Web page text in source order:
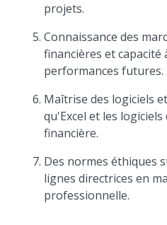
projets.
Connaissance des
financières et capacité
performances futures.
Maîtrise des logiciels
qu'Excel et les
financière.
Des normes éthiques
lignes directrices en
professionnelle.